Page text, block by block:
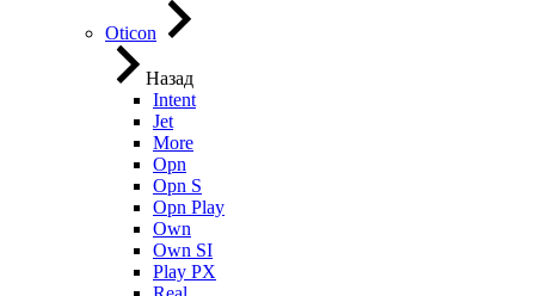
Oticon
Назад
Intent
Jet
More
Opn
Opn S
Opn Play
Own
Own SI
Play PX